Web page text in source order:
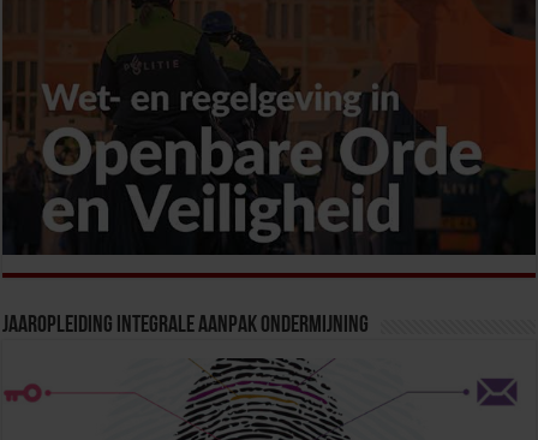
Jaaropleiding Integrale Aanpak Ondermijning